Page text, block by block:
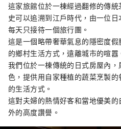
這家旅館位於一棟經過翻修的傳
史可以追溯到江戶時代，由一位
每天只接待一個旅行團。
這是一個略帶奢華氣息的隱密度
的鄉村生活方式，遠離城市的喧囂
我們位於一棟傳統的日式房屋內
色，提供用自家種植的蔬菜烹製
的生活方式。
這對夫婦的熱情好客和當地優美
外的高度讚譽。